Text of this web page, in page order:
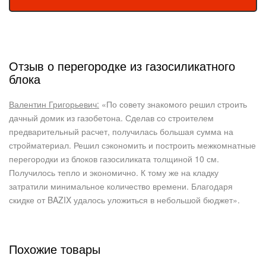
Отзыв о перегородке из газосиликатного
блока
Валентин Григорьевич: «По совету знакомого решил строить
дачный домик из газобетона. Сделав со строителем
предварительный расчет, получилась большая сумма на
стройматериал. Решил сэкономить и построить межкомнатные
перегородки из блоков газосиликата толщиной 10 см.
Получилось тепло и экономично. К тому же на кладку
затратили минимальное количество времени. Благодаря
скидке от BAZIX удалось уложиться в небольшой бюджет».
Похожие товары